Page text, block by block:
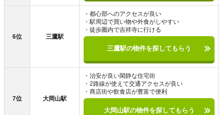
6位 三鷹駅
・都心部へのアクセスが良い
・駅周辺で買い物や外食がしやすい
・徒歩圏内で吉祥寺に行ける
三鷹駅の物件を探してもらう
7位 大岡山駅
・治安が良い閑静な住宅街
・2路線が使えて交通アクセスが良い
・商店街や飲食店が豊富で便利
大岡山駅の物件を探してもらう